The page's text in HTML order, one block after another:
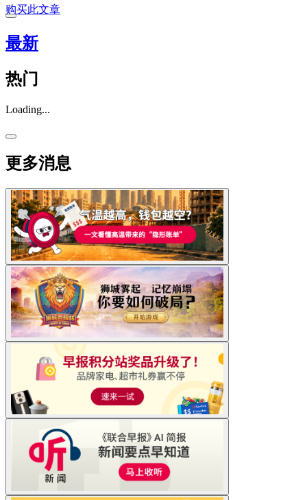
购买此文章
最新
热门
Loading...
更多消息